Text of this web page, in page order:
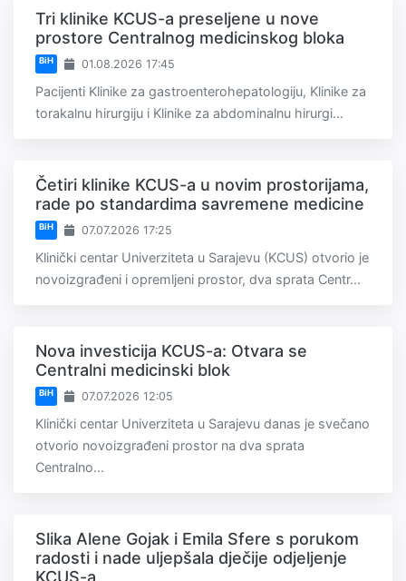
Tri klinike KCUS-a preseljene u nove
prostore Centralnog medicinskog bloka
BiH 01.08.2026 17:45
Pacijenti Klinike za gastroenterohepatologiju, Klinike za
torakalnu hirurgiju i Klinike za abdominalnu hirurgi...
Četiri klinike KCUS-a u novim prostorijama,
rade po standardima savremene medicine
BiH 07.07.2026 17:25
Klinički centar Univerziteta u Sarajevu (KCUS) otvorio je
novoizgrađeni i opremljeni prostor, dva sprata Centr...
Nova investicija KCUS-a: Otvara se
Centralni medicinski blok
BiH 07.07.2026 12:05
Klinički centar Univerziteta u Sarajevu danas je svečano
otvorio novoizgrađeni prostor na dva sprata
Centralno...
Slika Alene Gojak i Emila Sfere s porukom
radosti i nade uljepšala dječije odjeljenje
KCUS-a